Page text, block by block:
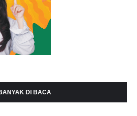
DI BACA